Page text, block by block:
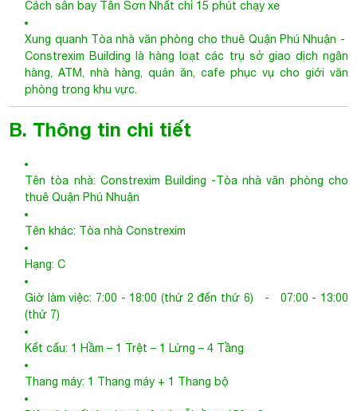
Cách sân bay Tân Sơn Nhất chỉ 15 phút chạy xe
Xung quanh Tòa nhà văn phòng cho thuê Quận Phú Nhuận -
Constrexim Building là hàng loạt các trụ sở giao dịch ngân
hàng, ATM, nhà hàng, quán ăn, cafe phục vụ cho giới văn
phòng trong khu vực.
B. Thông tin chi tiết
Tên tòa nhà: Constrexim Building -Tòa nhà văn phòng cho
thuê Quận Phú Nhuận
Tên khác: Tòa nhà Constrexim
Hạng: C
Giờ làm việc: 7:00 - 18:00 (thứ 2 đến thứ 6) - 07:00 - 13:00
(thứ 7)
Kết cấu: 1 Hầm – 1 Trệt – 1 Lửng – 4 Tầng
Thang máy: 1 Thang máy + 1 Thang bộ